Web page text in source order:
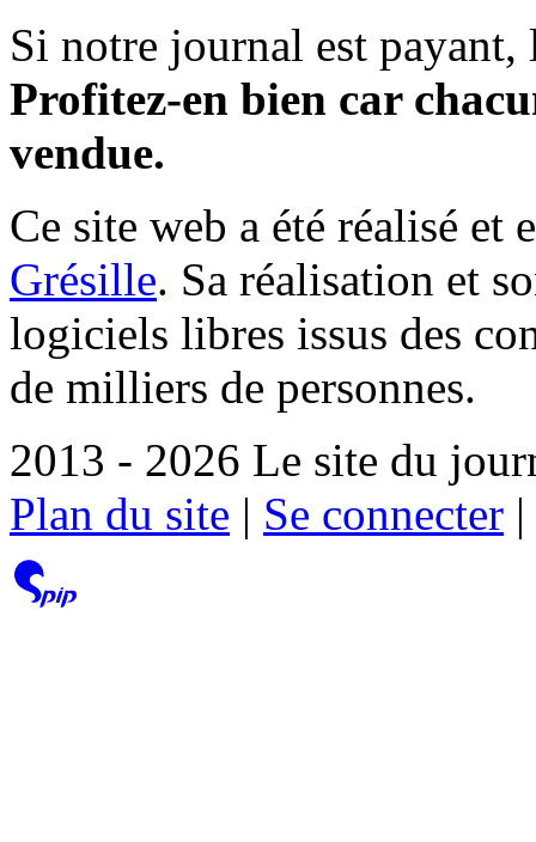
Si notre journal est payant,
Profitez-en bien car
vendue.
Ce site web a été réalisé et
Grésille. Sa réalisation et
logiciels libres issus des
de milliers de personnes.
2013 - 2026 Le site du
Plan du site | Se connecter |